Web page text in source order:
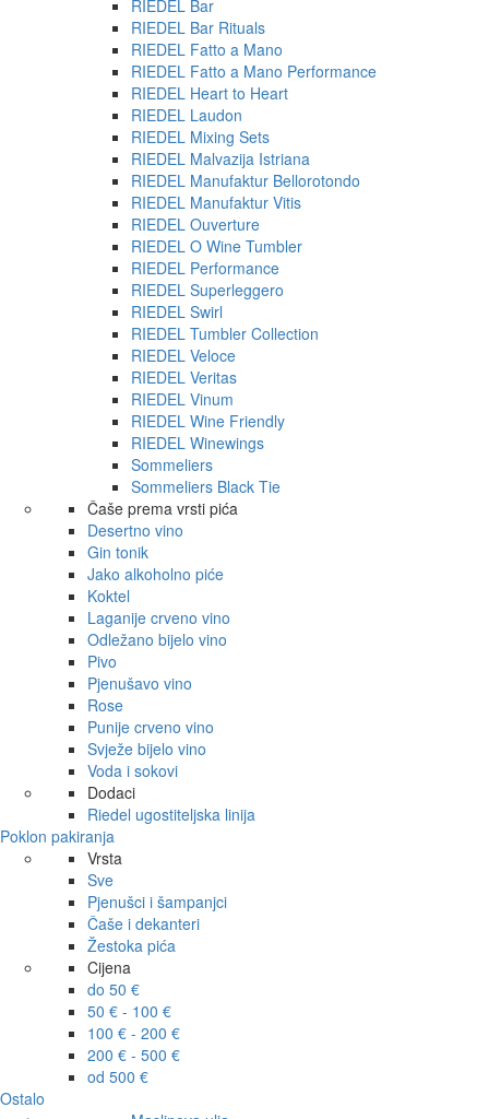
RIEDEL Bar
RIEDEL Bar Rituals
RIEDEL Fatto a Mano
RIEDEL Fatto a Mano Performance
RIEDEL Heart to Heart
RIEDEL Laudon
RIEDEL Mixing Sets
RIEDEL Malvazija Istriana
RIEDEL Manufaktur Bellorotondo
RIEDEL Manufaktur Vitis
RIEDEL Ouverture
RIEDEL O Wine Tumbler
RIEDEL Performance
RIEDEL Superleggero
RIEDEL Swirl
RIEDEL Tumbler Collection
RIEDEL Veloce
RIEDEL Veritas
RIEDEL Vinum
RIEDEL Wine Friendly
RIEDEL Winewings
Sommeliers
Sommeliers Black Tie
Čaše prema vrsti pića
Desertno vino
Gin tonik
Jako alkoholno piće
Koktel
Laganije crveno vino
Odležano bijelo vino
Pivo
Pjenušavo vino
Rose
Punije crveno vino
Svježe bijelo vino
Voda i sokovi
Dodaci
Riedel ugostiteljska linija
Poklon pakiranja
Vrsta
Sve
Pjenušci i šampanjci
Čaše i dekanteri
Žestoka pića
Cijena
do 50 €
50 € - 100 €
100 € - 200 €
200 € - 500 €
od 500 €
Ostalo